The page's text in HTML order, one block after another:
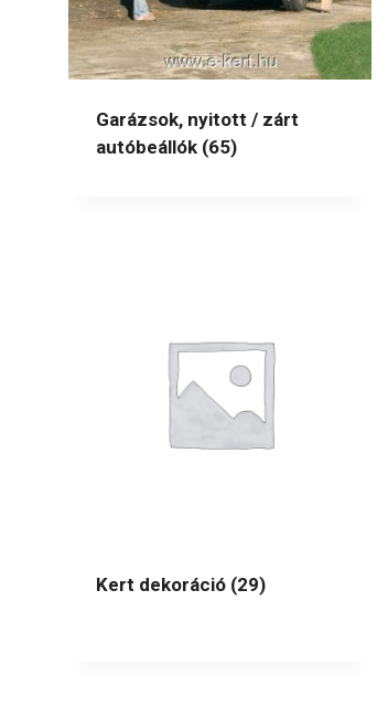
Garázsok, nyitott / zárt
autóbeállók (65)
Kert dekoráció (29)